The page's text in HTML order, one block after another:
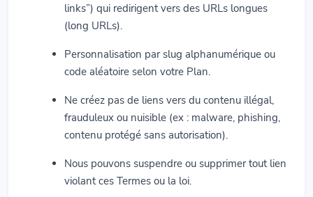
links”) qui redirigent vers des URLs longues
(long URLs).
Personnalisation par slug alphanumérique ou
code aléatoire selon votre Plan.
Ne créez pas de liens vers du contenu illégal,
frauduleux ou nuisible (ex : malware, phishing,
contenu protégé sans autorisation).
Nous pouvons suspendre ou supprimer tout lien
violant ces Termes ou la loi.